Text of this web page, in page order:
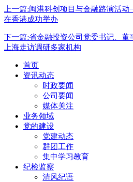
上一篇:闽港科创项目与金融路演活
在香港成功举办
下一篇:省金融投资公司党委书记、董
上海走访调研多家机构
首页
资讯动态
时政要闻
公司要闻
媒体关注
业务领域
党的建设
党建动态
群团工作
集中学习教育
纪检监察
清风纪语